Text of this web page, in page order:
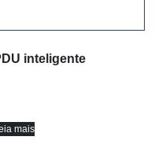
inteligente
mais